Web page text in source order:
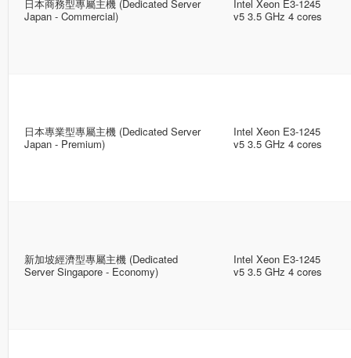
日本商務型專屬主機 (Dedicated Server
Japan - Commercial)
Intel Xeon E3-1245
v5 3.5 GHz 4 cores
日本專業型專屬主機 (Dedicated Server
Japan - Premium)
Intel Xeon E3-1245
v5 3.5 GHz 4 cores
新加坡經濟型專屬主機 (Dedicated
Server Singapore - Economy)
Intel Xeon E3-1245
v5 3.5 GHz 4 cores